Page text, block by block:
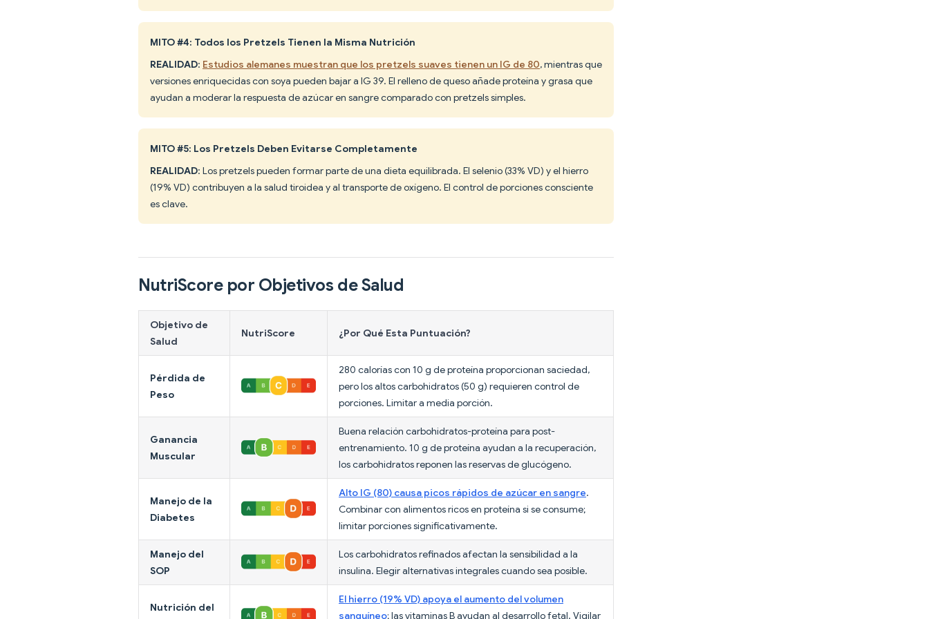
MITO #4: Todos los Pretzels Tienen la Misma Nutrición
REALIDAD: Estudios alemanes muestran que los pretzels suaves tienen un IG de 80, mientras que
versiones enriquecidas con soya pueden bajar a IG 39. El relleno de queso añade proteína y grasa que
ayudan a moderar la respuesta de azúcar en sangre comparado con pretzels simples.
MITO #5: Los Pretzels Deben Evitarse Completamente
REALIDAD: Los pretzels pueden formar parte de una dieta equilibrada. El selenio (33% VD) y el hierro
(19% VD) contribuyen a la salud tiroidea y al transporte de oxígeno. El control de porciones consciente
es clave.
NutriScore por Objetivos de Salud
Objetivo de
Salud
NutriScore ¿Por Qué Esta Puntuación?
Pérdida de
Peso
280 calorías con 10 g de proteína proporcionan saciedad,
pero los altos carbohidratos (50 g) requieren control de
porciones. Limitar a media porción.
Ganancia
Muscular
Buena relación carbohidratos-proteína para post-
entrenamiento. 10 g de proteína ayudan a la recuperación,
los carbohidratos reponen las reservas de glucógeno.
Manejo de la
Diabetes
Alto IG (80) causa picos rápidos de azúcar en sangre.
Combinar con alimentos ricos en proteína si se consume;
limitar porciones significativamente.
Manejo del
SOP
Los carbohidratos refinados afectan la sensibilidad a la
insulina. Elegir alternativas integrales cuando sea posible.
Nutrición del
El hierro (19% VD) apoya el aumento del volumen
sanguíneo; las vitaminas B ayudan al desarrollo fetal. Vigilar